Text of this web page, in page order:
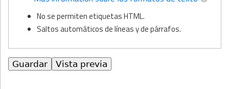
No se permiten etiquetas HTML.
Saltos automáticos de líneas y de párrafos.